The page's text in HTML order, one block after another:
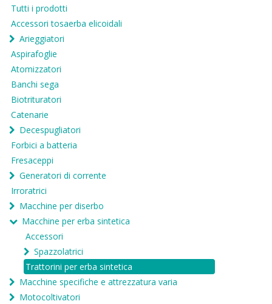
Tutti i prodotti
Accessori tosaerba elicoidali
Arieggiatori
Aspirafoglie
Atomizzatori
Banchi sega
Biotrituratori
Catenarie
Decespugliatori
Forbici a batteria
Fresaceppi
Generatori di corrente
Irroratrici
Macchine per diserbo
Macchine per erba sintetica
Accessori
Spazzolatrici
Trattorini per erba sintetica
Macchine specifiche e attrezzatura varia
Motocoltivatori